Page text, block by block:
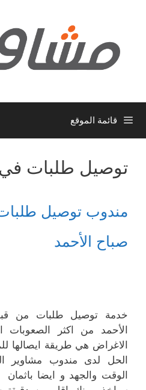
قائمة الموقع
توصيل طلبات في
مندوب توصيل
صباح الأحمد
خدمة توصيل طلبات من
الأحمد من اكثر الصعوبات
الاغراض هي طريقة ايصالها
الحل لدى مندوب مشاوير
الوقت والجهد و ايضا